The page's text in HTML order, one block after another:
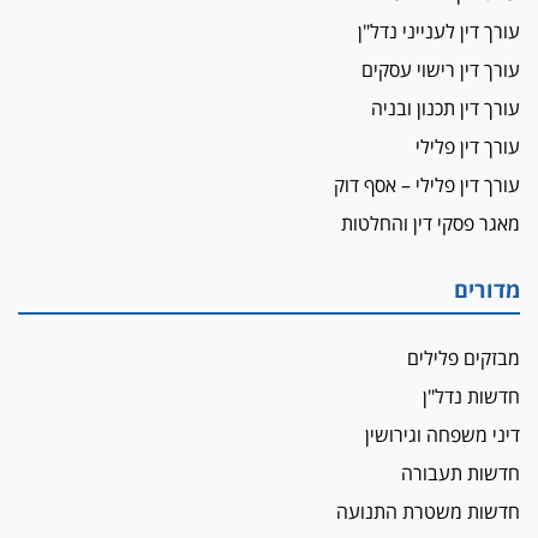
עורכת-דין שהביעה שמחה ב-7 באוקטובר
אשם
עו"ד הלל בבייב הורשע בהונאת עשרות לקוחות,
ההסדר: 7-9 שנות מאסר
דין ומקרקעין
עורך דין ברמת השרון נחקר בחשד למרמה בעסקת
תובעת משטרתית פוטרה בחשד לעישון סמים
שנחשף בפעילות בלשים בטלגרם
לא בכל יום
הכנסת אישרה
הגבלת שכר טרחה בייצוג נכי צה"ל ונפגעי פעולות
איבה
איתות מירושלים
עורך דין לענייני נדל"ן
עורך דין רישוי עסקים
עורך דין תכנון ובניה
עורך דין פלילי
עורך דין פלילי – אסף דוק
מאגר פסקי דין והחלטות
מדורים
מבזקים פלילים
חדשות נדל"ן
דיני משפחה וגירושין
חדשות תעבורה
חדשות משטרת התנועה